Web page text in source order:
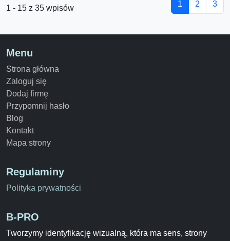
1 - 15 z 35 wpisów 1 2 3
Menu
Strona główna
Zaloguj się
Dodaj firmę
Przypomnij hasło
Blog
Kontakt
Mapa strony
Regulaminy
Polityka prywatności
B-PRO
Tworzymy identyfikację wizualną, która ma sens, strony